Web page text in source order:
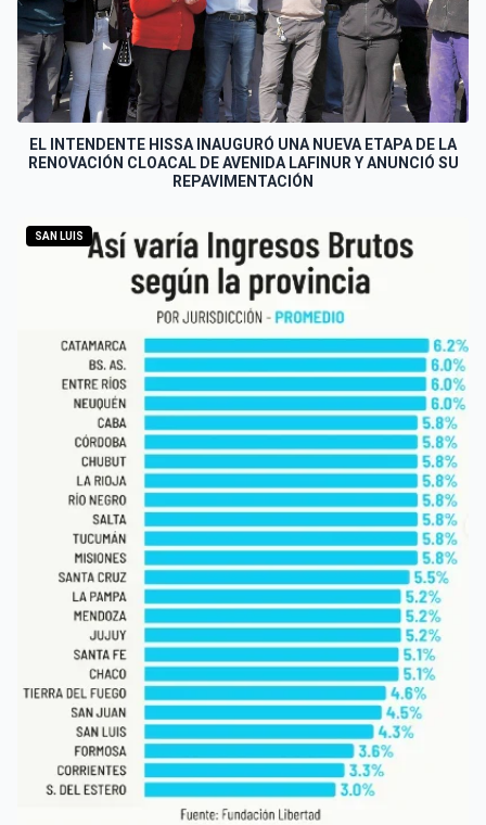
EL INTENDENTE HISSA INAUGURÓ UNA NUEVA ETAPA DE LA
RENOVACIÓN CLOACAL DE AVENIDA LAFINUR Y ANUNCIÓ SU
REPAVIMENTACIÓN
SAN LUIS